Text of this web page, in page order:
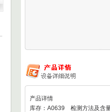
产品详情
库存：A0639 检测方法及含